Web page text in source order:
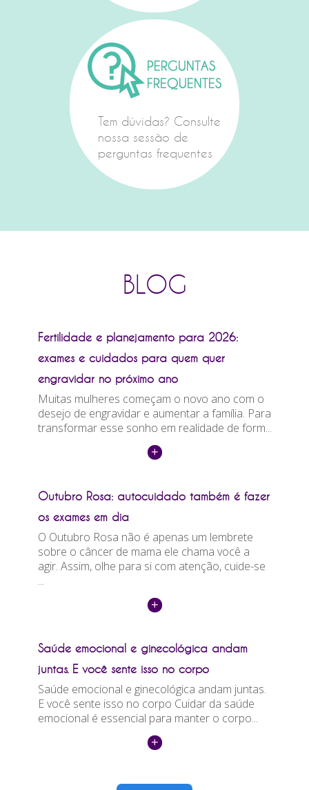
Tem dúvidas? Consulte
nossa sessão de
perguntas frequentes
BLOG
Fertilidade e planejamento para 2026:
exames e cuidados para quem quer
engravidar no próximo ano
Muitas mulheres começam o novo ano com o
desejo de engravidar e aumentar a família. Para
transformar esse sonho em realidade de form...
Outubro Rosa: autocuidado também é fazer
os exames em dia
O Outubro Rosa não é apenas um lembrete
sobre o câncer de mama ele chama você a
agir. Assim, olhe para si com atenção, cuide-se
...
Saúde emocional e ginecológica andam
juntas. E você sente isso no corpo
Saúde emocional e ginecológica andam juntas.
E você sente isso no corpo Cuidar da saúde
emocional é essencial para manter o corpo...